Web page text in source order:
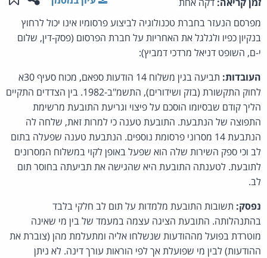
מפרסם הנעזר בחברת טכנולוגיה לביצוע פרסומיו אינו יכול לרחוץ
בנקיון כפיו ולגלגל את האחריות על חברת הפרסום (פסק-דין, שלום
י-ם, השופט דניאל מרדכי דמביץ):
העובדות:
תביעה בגין משלוח 14 הודעות ספאם, מכוח סעיף 30א
לחוק התקשורת (בזק ושידורים), התשמ"ב-1982. בין הצדדים התקיים
הליך קודם שבסיומו הוסכם על פיצוי וגריעת התובעת מרשימת
התפוצה של הנתבעת. התובעת טענה כי למרות זאת, שלחה לה
הנתבעת 14 מסרוני פרסומת נוספים. הנתבעת טענה שפעלה בתום
לב וכי ספק השירות שלה הוא שפעל באופן לקוי במשלוח המסרונים
לתובעת. לטענתה התובעת היא שהגישה את תביעתה בחוסר תום
לב.
נפסק: תשובות התובעת מלמדות על תום לב חלקי בלבד
בהתנהלותה. התובעת הציגה עצמה במעמד של בין מי שאינה
מוטרדת בפועל מההודעות שנשלחו אליה ומתעלמת מהן (צוברת את
ההודעות) לבין מי שפועלת אך לפי הוראות עורך דינה. לא ניתן